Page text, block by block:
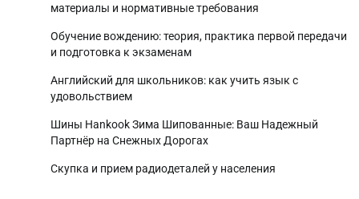
материалы и нормативные требования
Обучение вождению: теория, практика первой передачи
и подготовка к экзаменам
Английский для школьников: как учить язык с
удовольствием
Шины Hankook Зима Шипованные: Ваш Надежный
Партнёр на Снежных Дорогах
Скупка и прием радиодеталей у населения